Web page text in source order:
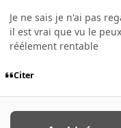
Je ne sais je n'ai pas
il est vrai que vu le
réélement rentable
Citer